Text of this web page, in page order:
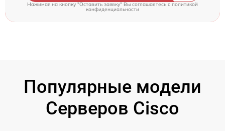
Нажимая на кнопку "Оставить заявку" Вы соглашаетесь cполитикой
конфиденциальности
Популярные модели
Серверов Cisco